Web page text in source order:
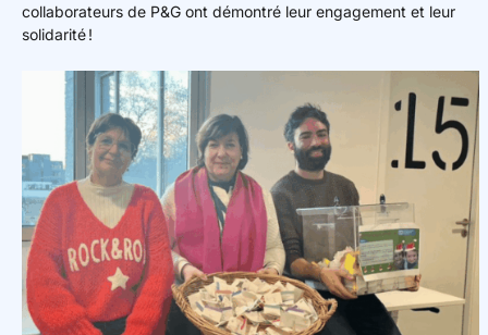
collaborateurs de P&G ont démontré leur engagement et leur
solidarité !